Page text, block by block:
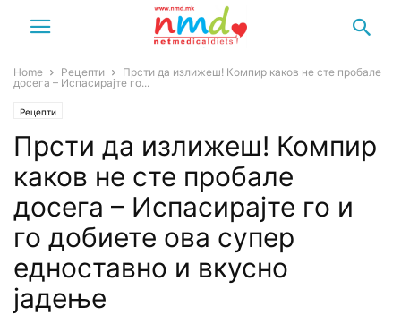
Home Рецепти
Прсти да излижеш! Компир каков не сте пробале
досега – Испасирајте го...
Рецепти
Прсти да излижеш! Компир
каков не сте пробале
досега – Испасирајте го и
го добиете ова супер
едноставно и вкусно
јадење